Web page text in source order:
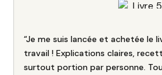
“Je me suis lancée et achetée le
travail ! Explications claires,
surtout portion par personne.